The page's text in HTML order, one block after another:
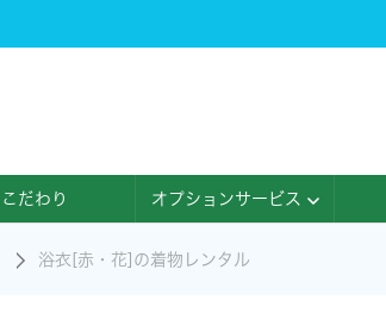
こだわり オプションサービス
浴衣[赤・花]の着物レンタル